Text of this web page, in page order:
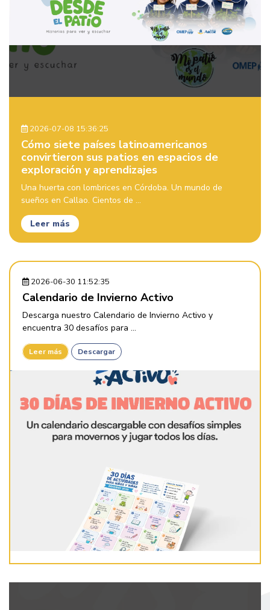
2026-07-08 15:36:25
Cómo siete países latinoamericanos
convirtieron sus patios en espacios de
exploración y aprendizajes
Una huerta con lombrices en Córdoba. Un mundo de
sueños en Callao. Cientos de ...
Leer más
2026-06-30 11:52:35
Calendario de Invierno Activo
Descarga nuestro Calendario de Invierno Activo y
encuentra 30 desafíos para ...
Leer más Descargar